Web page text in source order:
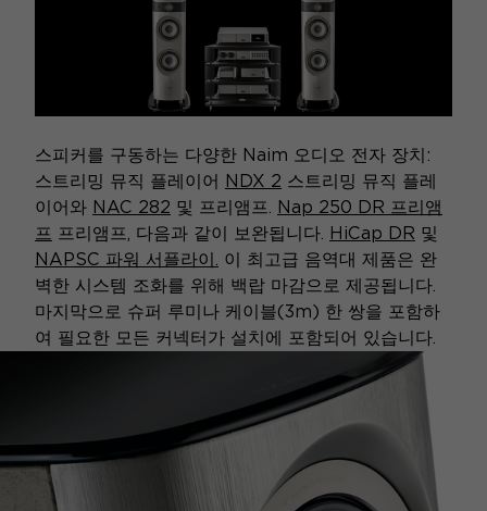
스피커를 구동하는 다양한 Naim 오디오 전자 장치:
스트리밍 뮤직 플레이어 NDX 2 스트리밍 뮤직 플레
이어와 NAC 282 및 프리앰프.
Nap 250 DR 프리앰
프 프리앰프, 다음과 같이 보완됩니다. HiCap DR 및
NAPSC 파워 서플라이. 이 최고급 음역대 제품은 완
벽한 시스템 조화를 위해 백랍 마감으로 제공됩니다.
마지막으로 슈퍼 루미나 케이블(3m) 한 쌍을 포함하
여 필요한 모든 커넥터가 설치에 포함되어 있습니다.
FOCAL NAIM 10주년 기념 에디션